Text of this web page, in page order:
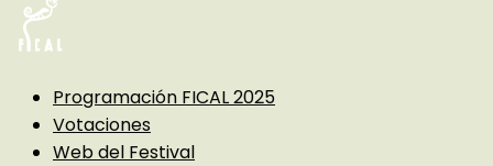
Programación FICAL 2025
Votaciones
Web del Festival